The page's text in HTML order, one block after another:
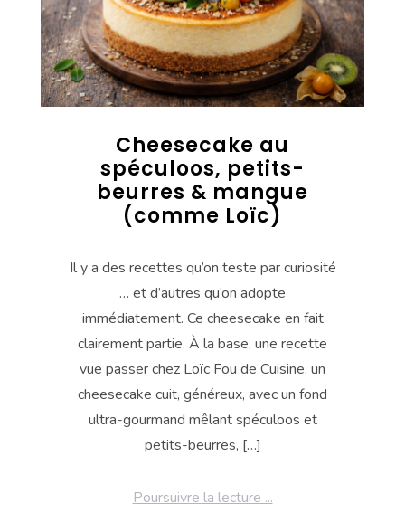
Cheesecake au
spéculoos, petits-
beurres & mangue
(comme Loïc)
Il y a des recettes qu’on teste par curiosité
… et d’autres qu’on adopte
immédiatement. Ce cheesecake en fait
clairement partie. À la base, une recette
vue passer chez Loïc Fou de Cuisine, un
cheesecake cuit, généreux, avec un fond
ultra-gourmand mêlant spéculoos et
petits-beurres, […]
Poursuivre la lecture ...